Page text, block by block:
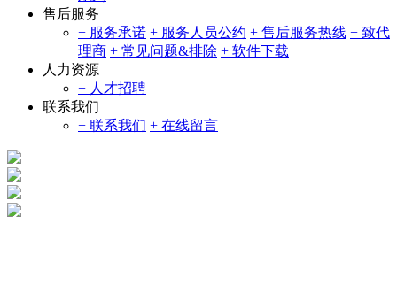
售后服务
+ 服务承诺 + 服务人员公约 + 售后服务热线 + 致代
理商 + 常见问题&排除 + 软件下载
人力资源
+ 人才招聘
联系我们
+ 联系我们 + 在线留言